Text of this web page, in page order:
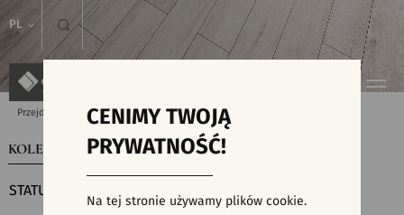
PL
Przejdź do strony głównej Kolekcje
KOLEKCJE WYSZUKIWARKA PŁYTEK
STATUS
CENIMY TWOJĄ
PRYWATNOŚĆ!
Na tej stronie używamy plików cookie.